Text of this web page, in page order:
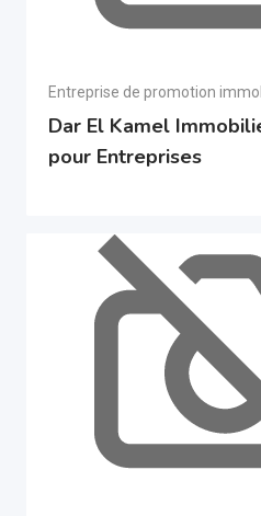
Entreprise de promotion
Dar El Kamel
pour Entreprises